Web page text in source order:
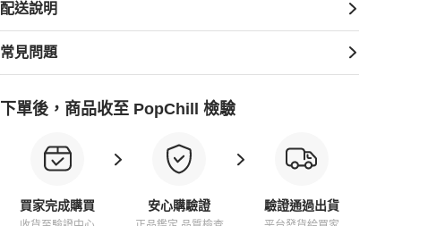
配送說明
常見問題
下單後，商品收至 PopChill 檢驗
買家完成購買 安心購驗證 驗證通過出貨